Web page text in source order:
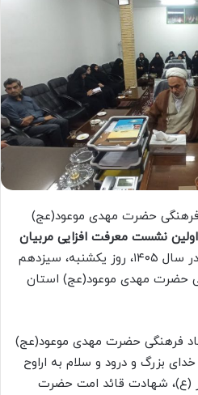
فرهنگی حضرت مهدی موعود(عج)
اولین نشست معرفت افزایی مربیان
در سال ۱۴۰۵، روز یکشنبه، سیزدهم
حضرت مهدی موعود(عج) استان
فرهنگی حضرت مهدی موعود(عج)
بزرگ و درود و سلام به اراوح
(ع)، شهادت قائد امت حضرت